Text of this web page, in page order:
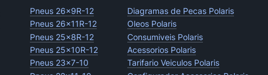
Pneus 26x9R-12
Pneus 26x11R-12
Pneus 25x8R-12
Pneus 25x10R-12
Pneus 23x7-10
Diagramas de Pecas Polaris
Oleos Polaris
Consumiveis Polaris
Acessorios Polaris
Tarifario Veiculos Polaris